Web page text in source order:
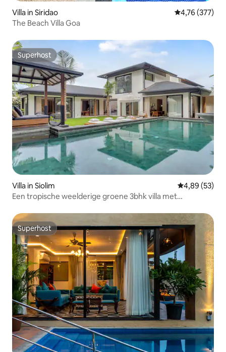
Villa in Siridao Gemiddelde
4,76 (377)
The Beach Villa Goa
Superhost
Superhost
Villa in Siolim Gemiddelde
4,89 (53)
Een tropische weelderige groene 3bhk villa met
Superhost
Superhost